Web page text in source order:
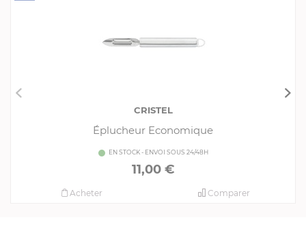
Consommables complémentaires
CRISTEL
Éplucheur Economique
EN STOCK - ENVOI SOUS 24/48H
11,00 €
Comparer
Acheter